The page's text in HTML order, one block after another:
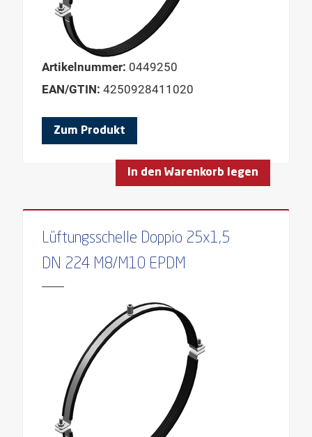
Artikelnummer: 0449250
EAN/GTIN: 4250928411020
Zum Produkt
In den Warenkorb legen
Lüftungsschelle Doppio 25x1,5
DN 224 M8/M10 EPDM